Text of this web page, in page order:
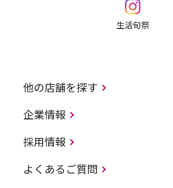
生活旬祭
他の店舗を探す
企業情報
採用情報
よくあるご質問